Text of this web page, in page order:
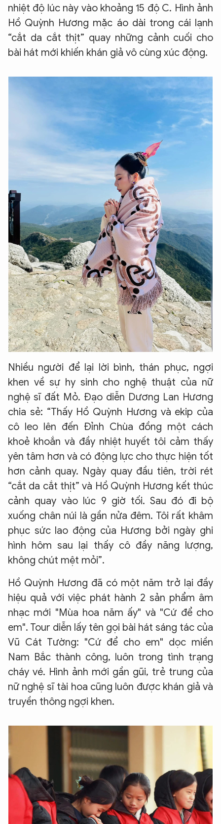
nhiệt độ lúc này vào khoảng 15 độ C. Hình ảnh
Hồ Quỳnh Hương mặc áo dài trong cái lạnh
“cắt da cắt thịt” quay những cảnh cuối cho
bài hát mới khiến khán giả vô cùng xúc động.
Nhiều người để lại lời bình, thán phục, ngợi
khen về sự hy sinh cho nghệ thuật của nữ
nghệ sĩ đất Mỏ. Đạo diễn Dương Lan Hương
chia sẻ: “Thấy Hồ Quỳnh Hương và ekip của
cô leo lên đến Đỉnh Chùa đồng một cách
khoẻ khoắn và đầy nhiệt huyết tôi cảm thấy
yên tâm hơn và có động lực cho thực hiện tốt
hơn cảnh quay. Ngày quay đầu tiên, trời rét
“cắt da cắt thịt” và Hồ Quỳnh Hương kết thúc
cảnh quay vào lúc 9 giờ tối. Sau đó đi bộ
xuống chân núi là gần nửa đêm. Tôi rất khâm
phục sức lao động của Hương bởi ngày ghi
hình hôm sau lại thấy cô đầy năng lượng,
không chút mệt mỏi”.
Hồ Quỳnh Hương đã có một năm trở lại đầy
hiệu quả với việc phát hành 2 sản phẩm âm
nhạc mới "Mùa hoa năm ấy" và "Cứ để cho
em". Tour diễn lấy tên gọi bài hát sáng tác của
Vũ Cát Tường: "Cứ để cho em" dọc miền
Nam Bắc thành công, luôn trong tình trạng
cháy vé. Hình ảnh mới gần gũi, trẻ trung của
nữ nghệ sĩ tài hoa cũng luôn được khán giả và
truyền thông ngợi khen.